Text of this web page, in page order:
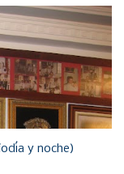
y noche)